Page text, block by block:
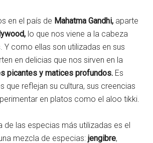
en el país de Mahatma Gandhi, aparte
lo que nos viene a la cabeza
Y como ellas son utilizadas en sus
en delicias que nos sirven en la
picantes y matices profundos. Es
que reflejan su cultura, sus creencias
en platos como el aloo tikki.
de las especias más utilizadas es el
mezcla de especias:jengibre,